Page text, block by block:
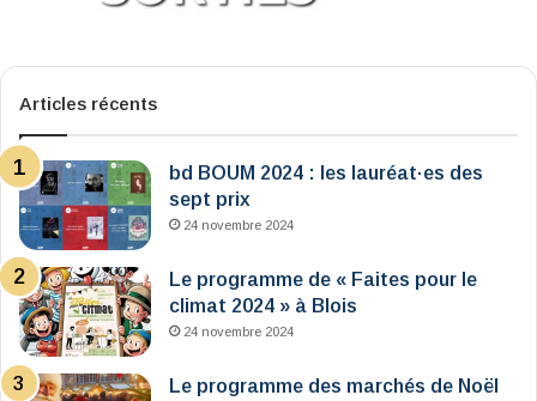
Articles récents
bd BOUM 2024 : les lauréat·es des
sept prix
24 novembre 2024
Le programme de « Faites pour le
climat 2024 » à Blois
24 novembre 2024
Le programme des marchés de Noël